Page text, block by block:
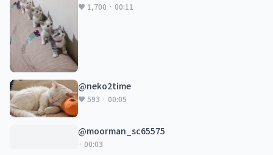
♥ 1,700 · 00:11
@neko2time
♥ 593 · 00:05
@moorman_sc65575
· 00:03